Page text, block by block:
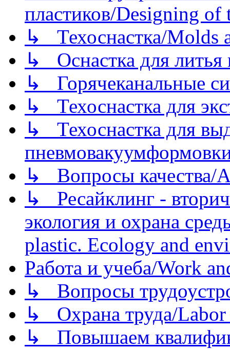
пластиков/Designing of
↳ Техоснастка/Molds
↳ Оснастка для литья
↳ Горячеканальные
↳ Техоснастка для
↳ Техоснастка для
↳ Вопросы качества/
↳ Ресайклинг -
экология и охрана
plastic. Ecology and
Работа и учеба/Work
↳ Вопросы
↳ Охрана труда/Labor
↳ Повышаем